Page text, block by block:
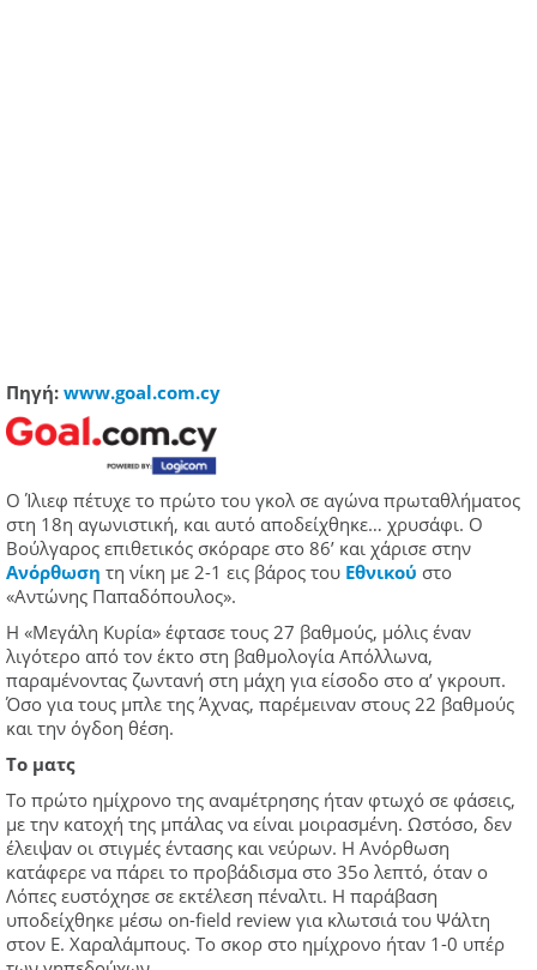
Πηγή: www.goal.com.cy
Ο Ίλιεφ πέτυχε το πρώτο του γκολ σε αγώνα πρωταθλήματος
στη 18η αγωνιστική, και αυτό αποδείχθηκε… χρυσάφι. Ο
Βούλγαρος επιθετικός σκόραρε στο 86’ και χάρισε στην
Ανόρθωση τη νίκη με 2-1 εις βάρος του Εθνικού στο
«Αντώνης Παπαδόπουλος».
Η «Μεγάλη Κυρία» έφτασε τους 27 βαθμούς, μόλις έναν
λιγότερο από τον έκτο στη βαθμολογία Απόλλωνα,
παραμένοντας ζωντανή στη μάχη για είσοδο στο α’ γκρουπ.
Όσο για τους μπλε της Άχνας, παρέμειναν στους 22 βαθμούς
και την όγδοη θέση.
Το ματς
Το πρώτο ημίχρονο της αναμέτρησης ήταν φτωχό σε φάσεις,
με την κατοχή της μπάλας να είναι μοιρασμένη. Ωστόσο, δεν
έλειψαν οι στιγμές έντασης και νεύρων. Η Ανόρθωση
κατάφερε να πάρει το προβάδισμα στο 35ο λεπτό, όταν ο
Λόπες ευστόχησε σε εκτέλεση πέναλτι. Η παράβαση
υποδείχθηκε μέσω on-field review για κλωτσιά του Ψάλτη
στον Ε. Χαραλάμπους. Το σκορ στο ημίχρονο ήταν 1-0 υπέρ